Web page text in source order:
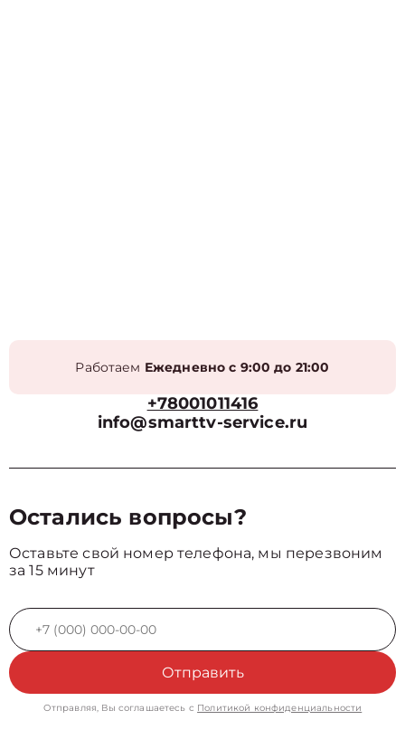
Работаем Ежедневно с 9:00 до 21:00
+78001011416
info@smarttv-service.ru
Остались вопросы?
Оставьте свой номер телефона, мы перезвоним
за 15 минут
Отправить
Отправляя, Вы соглашаетесь с Политикой конфиденциальности